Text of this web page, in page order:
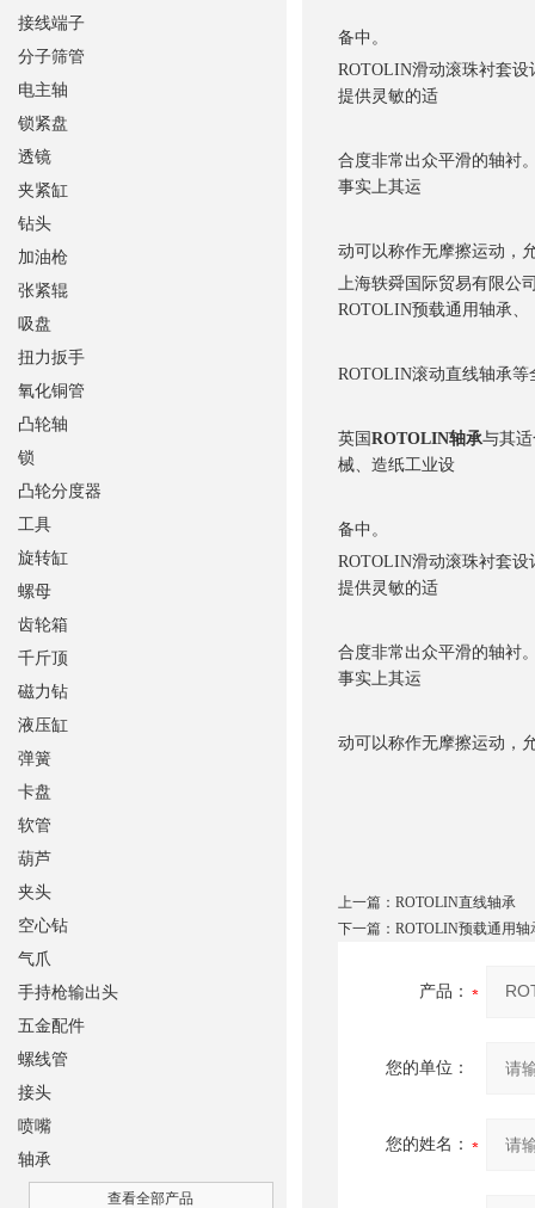
备中。
ROTOLIN滑动滚珠衬套
提供灵敏的适
合度非常出众平滑的轴衬
事实上其运
动可以称作无摩擦运动，
上海轶舜国际贸易有限公
ROTOLIN预载通用轴承、
ROTOLIN滚动直线轴承等
英国 ROTOLIN轴承与其
械、造纸工业设
备中。
ROTOLIN滑动滚珠衬套
提供灵敏的适
合度非常出众平滑的轴衬
事实上其运
动可以称作无摩擦运动，
上一篇： ROTOLIN直线轴承
下一篇： ROTOLIN预载通用轴
产品：
您的单位：
您的姓名：
接线端子
分子筛管
电主轴
锁紧盘
透镜
夹紧缸
钻头
加油枪
张紧辊
吸盘
扭力扳手
氧化铜管
凸轮轴
锁
凸轮分度器
工具
旋转缸
螺母
齿轮箱
千斤顶
磁力钻
液压缸
弹簧
卡盘
软管
葫芦
夹头
空心钻
气爪
手持枪输出头
五金配件
螺线管
接头
喷嘴
轴承
查看全部产品